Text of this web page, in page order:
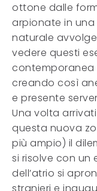
ottone dalle
arpionate in
naturale
vedere questi
contemporanea
creando così
e presente
Una volta
questa nuova
più ampio) il
si risolve con un
dell’atrio si